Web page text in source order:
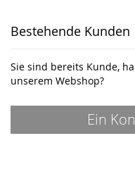
Bestehende Kunden
Sie sind bereits Kunde,
unserem Webshop?
Ein